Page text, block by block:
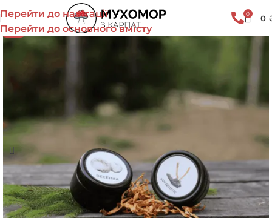
Перейти до навігації
Перейти до основного вмісту
0 0
-10%